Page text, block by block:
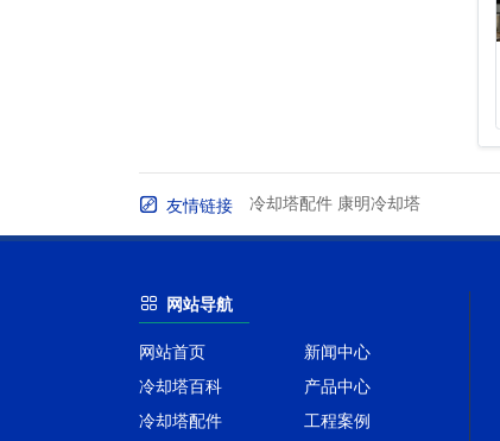
友情链接 冷却塔配件 康明冷却塔
网站导航
网站首页
新闻中心
冷却塔百科
产品中心
冷却塔配件
工程案例